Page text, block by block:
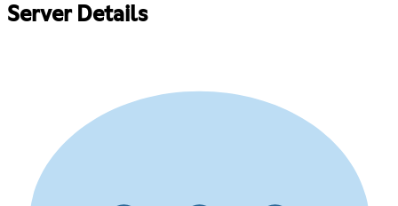
Server Details